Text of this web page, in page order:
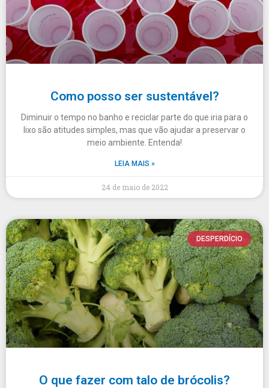
Como posso ser sustentável?
Diminuir o tempo no banho e reciclar parte do que iria para o
lixo são atitudes simples, mas que vão ajudar a preservar o
meio ambiente. Entenda!
LEIA MAIS »
24 de maio de 2022
DESPERDÍCIO
O que fazer com talo de brócolis?